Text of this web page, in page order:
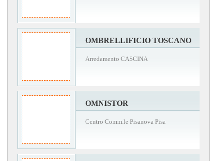
OMBRELLIFICIO TOSCANO
Arredamento CASCINA
OMNISTOR
Centro Comm.le Pisanova Pisa